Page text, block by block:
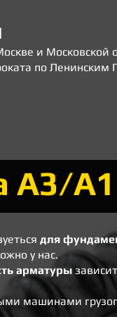
и Московской
по Ленинским
А3/
для
у нас.
арматуры
машинами